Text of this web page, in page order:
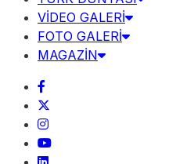
VİDEO GALERİ
FOTO GALERİ
MAGAZİN